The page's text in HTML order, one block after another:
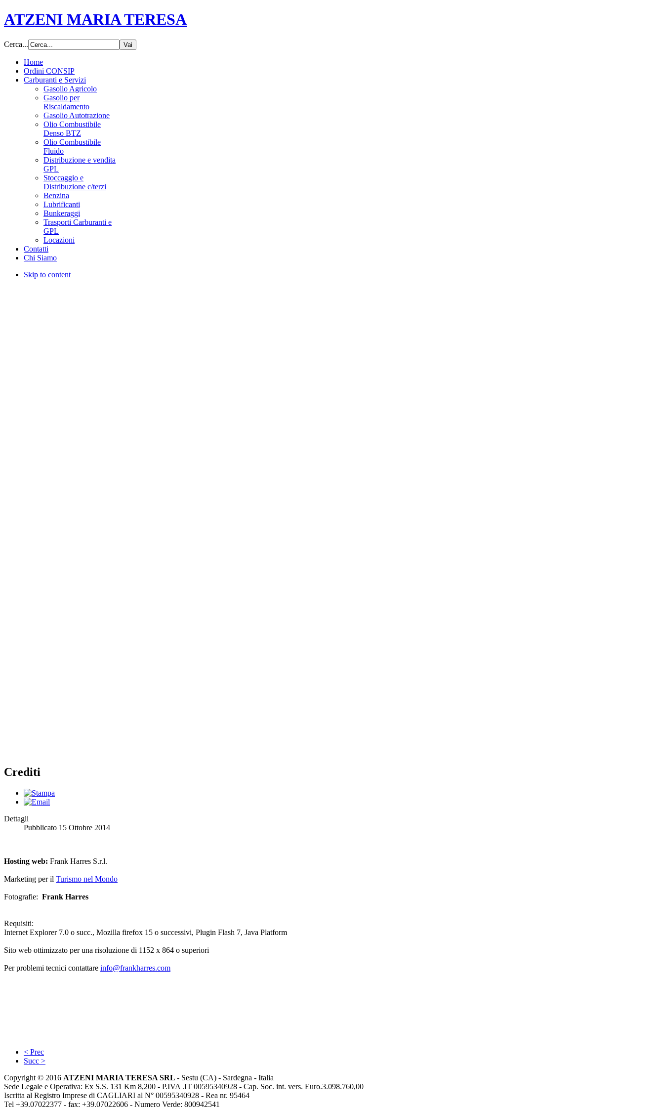
ATZENI MARIA TERESA
Cerca...
Home
Ordini CONSIP
Carburanti e Servizi
Gasolio Agricolo
Gasolio per
Riscaldamento
Gasolio Autotrazione
Olio Combustibile
Denso BTZ
Olio Combustibile
Fluido
Distribuzione e vendita
GPL
Stoccaggio e
Distribuzione c/terzi
Benzina
Lubrificanti
Bunkeraggi
Trasporti Carburanti e
GPL
Locazioni
Contatti
Chi Siamo
Skip to content
Crediti
Dettagli
Pubblicato 15 Ottobre 2014
Hosting web: Frank Harres S.r.l.
Marketing per il Turismo nel Mondo
Fotografie: Frank Harres
Requisiti:
Internet Explorer 7.0 o succ., Mozilla firefox 15 o successivi, Plugin Flash 7, Java Platform
Sito web ottimizzato per una risoluzione di 1152 x 864 o superiori
Per problemi tecnici contattare info@frankharres.com
< Prec
Succ >
Copyright © 2016 ATZENI MARIA TERESA SRL - Sestu (CA) - Sardegna - Italia
Sede Legale e Operativa: Ex S.S. 131 Km 8,200 - P.IVA .IT 00595340928 - Cap. Soc. int. vers. Euro.3.098.760,00
Iscritta al Registro Imprese di CAGLIARI al N° 00595340928 - Rea nr. 95464
Tel +39.07022377 - fax: +39.07022606 - Numero Verde: 800942541